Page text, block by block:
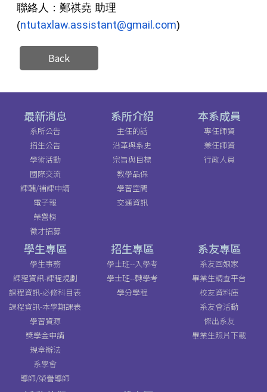
聯絡人：鄭祺堯 助理
(ntutaxlaw.assistant@gmail.com)
Back
最新消息
系所公告
招生公告
學術活動
國際交流
課輔/補課申請
電子報
榮譽榜
徵才招募
系所介紹
主任的話
沿革與系史
宗旨與目標
教學品保
學習空間
交通資訊
本系成員
專任師資
兼任師資
行政人員
學生專區
學生事務
課程資訊-課程規劃
課程資訊-必修科目表
課程資訊-本學期課表
學習資源
獎學金申請
規章辦法
系學會
導師/榮譽導師
招生專區
學士班--入學考
學士班--轉學考
學分學程
系友專區
系友回娘家
畢業生調查平台
校友資料庫
系友會活動
傑出系友
畢業生照片下載